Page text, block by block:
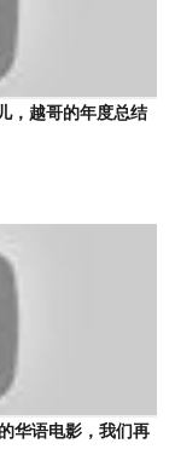
，越哥的年度总结
华语电影，我们再